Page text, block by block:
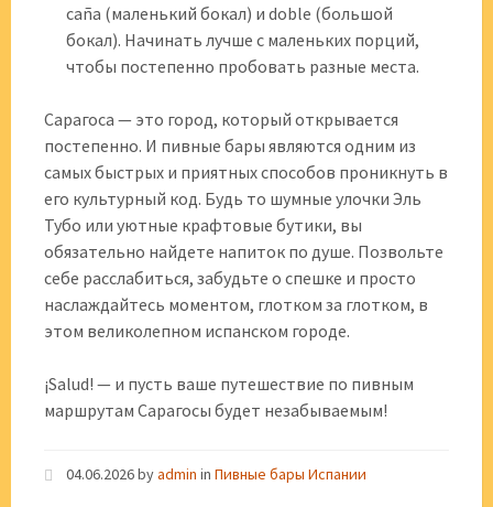
caña (маленький бокал) и doble (большой
бокал). Начинать лучше с маленьких порций,
чтобы постепенно пробовать разные места.
Сарагоса — это город, который открывается
постепенно. И пивные бары являются одним из
самых быстрых и приятных способов проникнуть в
его культурный код. Будь то шумные улочки Эль
Тубо или уютные крафтовые бутики, вы
обязательно найдете напиток по душе. Позвольте
себе расслабиться, забудьте о спешке и просто
наслаждайтесь моментом, глотком за глотком, в
этом великолепном испанском городе.
¡Salud! — и пусть ваше путешествие по пивным
маршрутам Сарагосы будет незабываемым!
04.06.2026byadmin in Пивные бары Испании